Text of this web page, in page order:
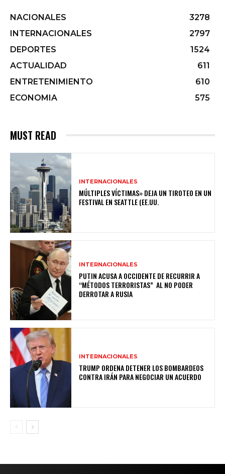
NACIONALES
3278
INTERNACIONALES
2797
DEPORTES
1524
ACTUALIDAD
611
ENTRETENIMIENTO
610
ECONOMIA
575
MUST READ
INTERNACIONALES
MÚLTIPLES VÍCTIMAS» DEJA UN TIROTEO EN UN
FESTIVAL EN SEATTLE (EE.UU.
INTERNACIONALES
PUTIN ACUSA A OCCIDENTE DE RECURRIR A
“MÉTODOS TERRORISTAS” AL NO PODER
DERROTAR A RUSIA
INTERNACIONALES
TRUMP ORDENA DETENER LOS BOMBARDEOS
CONTRA IRÁN PARA NEGOCIAR UN ACUERDO